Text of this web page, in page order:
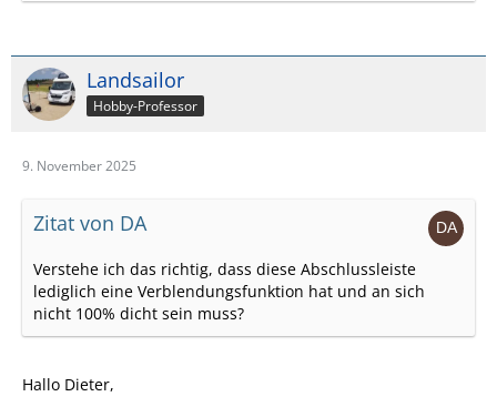
Landsailor
Hobby-Professor
9. November 2025
Zitat von DA
Verstehe ich das richtig, dass diese Abschlussleiste
lediglich eine Verblendungsfunktion hat und an sich
nicht 100% dicht sein muss?
Hallo Dieter,